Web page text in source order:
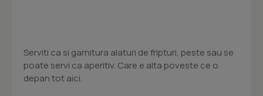
Serviti ca si garnitura alaturi de fripturi, peste sau se
poate servi ca aperitiv. Care e alta poveste ce o
depan tot aici.